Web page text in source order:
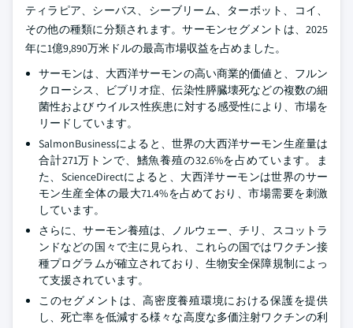
ティラピア、シーバス、シーブリーム、ターボット、コイ、
その他の種類に分類されます。サーモンセグメントは、2025
年に1億9,890万米ドルの最高市場収益を占めました。
サーモンは、大西洋サーモンの高い商業的価値と、フルン
クローシス、ビブリオ症、伝染性膵臓壊死などの複数の細
菌性および ウイルス性疾患に対する感受性により、市場を
リードしています。
SalmonBusinessによると、世界の大西洋サーモン生産量は
合計271万トンで、鰭魚養殖の32.6%を占めています。ま
た、ScienceDirectによると、大西洋サーモンは世界のサー
モン生産全体の最大71.4%を占めており、市場需要を刺激
しています。
さらに、サーモン養殖は、ノルウェー、チリ、スコットラ
ンドなどの国々で主に見られ、これらの国ではワクチン接
種プログラムが確立されており、生物安全保障規制によっ
て支援されています。
このセグメントは、高密度養殖環境における保護を提供
し、死亡率を低減する様々な高度な多価注射ワクチンの利